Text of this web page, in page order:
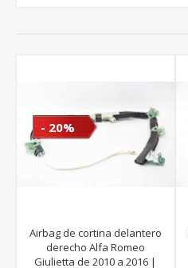
- 20%
Airbag de cortina delantero
derecho Alfa Romeo
Giulietta de 2010 a 2016 |